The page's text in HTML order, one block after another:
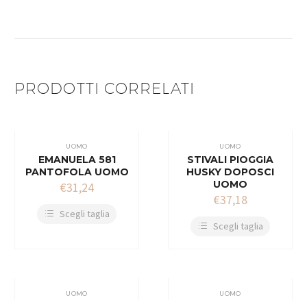
PRODOTTI CORRELATI
UOMO
EMANUELA 581
PANTOFOLA UOMO
€31,24
Scegli taglia
UOMO
STIVALI PIOGGIA
HUSKY DOPOSCI
UOMO
€37,18
Scegli taglia
UOMO UOMO